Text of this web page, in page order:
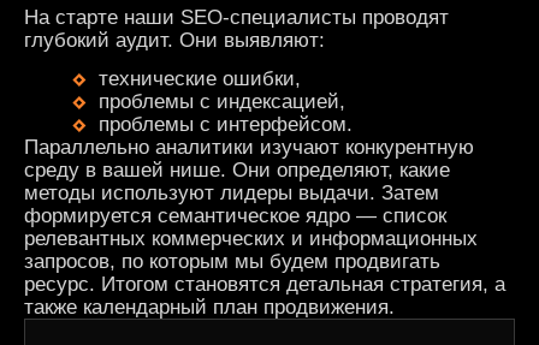
На старте наши SEO-специалисты проводят
глубокий аудит. Они выявляют:
технические ошибки,
проблемы с индексацией,
проблемы с интерфейсом.
Параллельно аналитики изучают конкурентную
среду в вашей нише. Они определяют, какие
методы используют лидеры выдачи. Затем
формируется семантическое ядро — список
релевантных коммерческих и информационных
запросов, по которым мы будем продвигать
ресурс. Итогом становятся детальная стратегия, а
также календарный план продвижения.